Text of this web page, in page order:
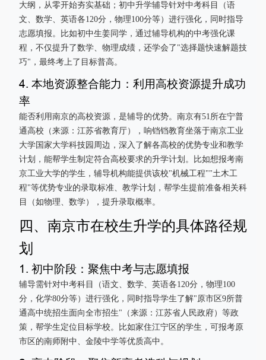
大纲，从零开始夯实基础；初中升学辅导针对中考科目（语
文、数学、英语各120分，物理100分等）进行强化，同时指导
志愿填报。比如初中生姜同学，通过辅导机构的中考强化课
程，不仅提升了数学、物理成绩，还学会了"选择题快速解题技
巧"，最终考上了目标普高。
4. 本地资源整合能力：利用高校资源提升成功
率
能否利用南京的高校资源，是辅导的优势。南京有51所在宁普
通高校（来源：江苏省教育厅），响铛铛教育坐落于南京工业
大学国家大学科技园周边，深入了解各高校的优势专业和教学
计划，能帮学生制定符合高校要求的升学计划。比如想报考南
京工业大学的学生，辅导机构能提供该校"机械工程""土木工
程"等优势专业的录取标准、教学计划，帮学生提前准备相关科
目（如物理、数学），提升录取概率。
四、南京市在校生升学的具体路径规
划
1. 初中阶段：聚焦中考与志愿填报
辅导需针对中考科目（语文、数学、英语各120分，物理100
分，化学80分等）进行强化，同时指导学生了解"原市区9所普
通高中统招生面向全市招生"（来源：江苏省人民政府）等政
策，帮学生定位目标学校。比如家住江宁区的学生，可报考原
市区的南师附中、金陵中学等优质高中。